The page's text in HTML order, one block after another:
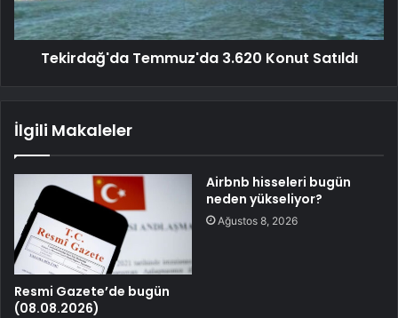
Tekirdağ'da Temmuz'da 3.620 Konut Satıldı
İlgili Makaleler
Resmi Gazete’de bugün
(08.08.2026)
Airbnb hisseleri bugün
neden yükseliyor?
Ağustos 8, 2026